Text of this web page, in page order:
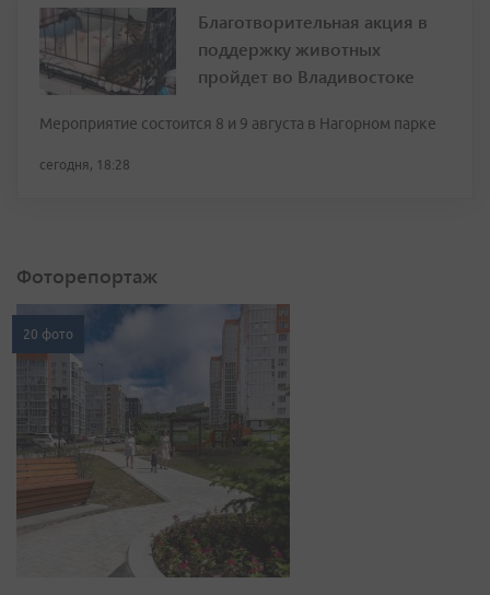
Благотворительная акция в
поддержку животных
пройдет во Владивостоке
Мероприятие состоится 8 и 9 августа в Нагорном парке
сегодня, 18:28
Фоторепортаж
20 фото